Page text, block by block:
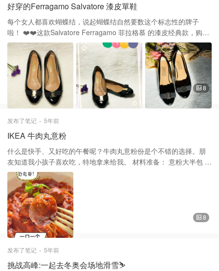
好穿的Ferragamo Salvatore 漆皮單鞋
每个女人都喜欢蝴蝶结，说起蝴蝶结自然要数这个标志性的牌子
啦！ ❤️❤️这款Salvatore Ferragamo 菲拉格慕 的漆皮经典款，购买
于Saks Fifth Avenue 百貨公司。圓圓的鞋头处饰有标志性罗缎蝴蝶
结，倍受青睐。 一腳套穿款式，皮革衬里和鞋底衬垫鞋垫，由意大
利制造。无论是搭配裤装或裙装，都非常淑女。这双鞋一穿就是好
多年啦，也不記得当时多少錢入手的！ ❤️❤️品牌简介 意大利设计师
萨尔瓦多·菲拉格慕（Salvatore Ferragamo）于1927年开始在意大
利的旅程，他的愿望是打造世界上最漂亮的鞋子。 自成立以来，在
Paul Andrew的创意指导下，该品牌已扩展至包括服装，配饰和美
容，Paul Andrew为品牌带来了极简主义，极简主义和极简主义的美
格慕 Salvatore Ferragamo Varina Patent Leather Ballet Flats |
SaksFifthAvenue
8
发布了笔记 5年前
IKEA 牛肉丸意粉
什么是快手、又好吃的午餐呢？牛肉丸意粉份是个不错的选择。朋
友知道我小孩子喜欢吃，特地拿来给我。 材料准备： 意粉大半包 牛
肉丸若干 意粉番茄酱少许 蒜头2枚 牛油少许 做法 1: 放锅热水，把
意粉煮开捞起备用。 2: 蒜头拍碎成料，加入牛油放在平底锅和蒜头
爆炒。 3: 加入牛肉丸转小火慢煎，煎至金黄色转自另一面。 4: 煎好
牛肉丸之后，倒入意粉酱。搅拌均匀。 5: 把意粉装在盘子底部，加
上牛肉丸和酱料即可。 快手又简单的牛肉丸意粉，好吃又美味。家
里上网课时最适合做给小孩子的午餐了。 谢谢大家的喜欢和支持。
❤️❤️这几天刷屏了，终于打卡完，谢谢大家的点赞，祝大家周末愉
快。😘😘
8
发布了笔记 5年前
挑战高峰:一起去冬奥会场地滑雪⛷️